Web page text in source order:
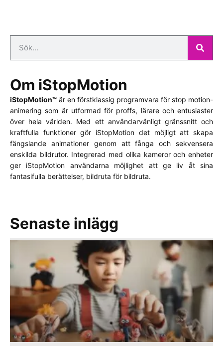
Om iStopMotion
iStopMotion™ är en förstklassig programvara för stop motion-
animering som är utformad för proffs, lärare och entusiaster
över hela världen. Med ett användarvänligt gränssnitt och
kraftfulla funktioner gör iStopMotion det möjligt att skapa
fängslande animationer genom att fånga och sekvensera
enskilda bildrutor. Integrerad med olika kameror och enheter
ger iStopMotion användarna möjlighet att ge liv åt sina
fantasifulla berättelser, bildruta för bildruta.
Senaste inlägg